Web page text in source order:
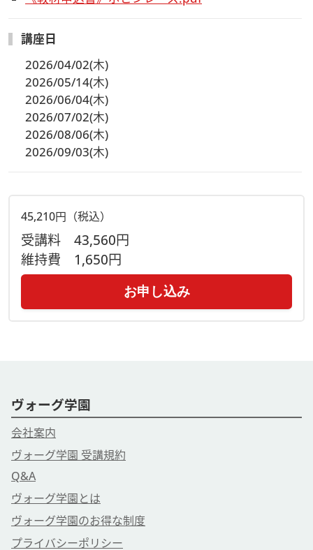
講座日
2026/04/02(木)
2026/05/14(木)
2026/06/04(木)
2026/07/02(木)
2026/08/06(木)
2026/09/03(木)
45,210円（税込）
受講料 43,560円
維持費 1,650円
お申し込み
ヴォーグ学園
会社案内
ヴォーグ学園 受講規約
Q&A
ヴォーグ学園とは
ヴォーグ学園のお得な制度
プライバシーポリシー